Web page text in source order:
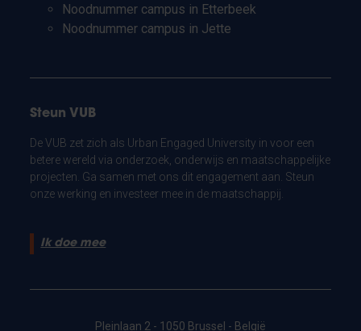
Noodnummer campus in Etterbeek
Noodnummer campus in Jette
Steun VUB
De VUB zet zich als Urban Engaged University in voor een
betere wereld via onderzoek, onderwijs en maatschappelijke
projecten. Ga samen met ons dit engagement aan. Steun
onze werking en investeer mee in de maatschappij.
Ik doe mee
Pleinlaan 2 - 1050 Brussel - België